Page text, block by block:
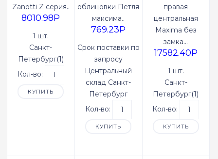
Zanotti Z серия..
8010.98P
1 шт.
Санкт-
Петербург(1)
Кол-во:
КУПИТЬ
облицовки Петля
максима..
769.23P
Срок поставки по
запросу
Центральный
склад Санкт-
Петербург
Кол-во:
КУПИТЬ
правая
центральная
Maxima без
замка...
17582.40P
1 шт.
Санкт-
Петербург(1)
Кол-во:
КУПИТЬ